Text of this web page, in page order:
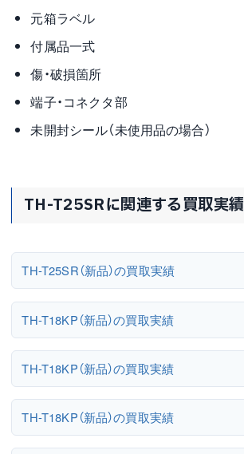
元箱ラベル
付属品一式
傷・破損箇所
端子・コネクタ部
未開封シール（未使用品の場合）
TH-T25SRに関連する買取実績
TH-T25SR（新品）の買取実績
TH-T18KP（新品）の買取実績
TH-T18KP（新品）の買取実績
TH-T18KP（新品）の買取実績